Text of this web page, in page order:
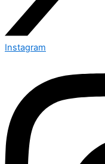
Instagram